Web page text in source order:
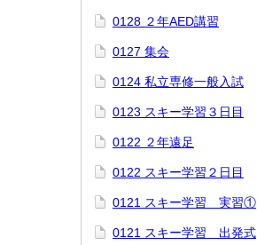
0128 ２年AED講習
0127 集会
0124 私立専修一般入試
0123 スキー学習３日目
0122 ２年遠足
0122 スキー学習２日目
0121 スキー学習 実習①
0121 スキー学習 出発式